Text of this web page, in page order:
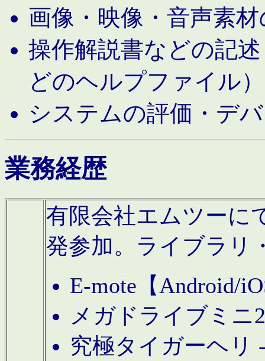
画像・映像・音声素
操作解説書などの記
どのヘルプファイル）
システムの評価・デ
業務経歴
有限会社エムツーに
発参加。ライブラリ
E-mote【Android/
メガドライブミニ
究極タイガーヘリ